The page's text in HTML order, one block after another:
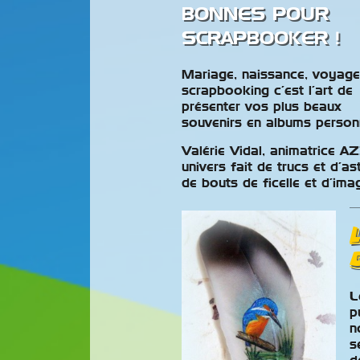
BONNES POUR
SCRAPBOOKER !
Mariage, naissance,
scrapbooking c’est l’art de
présenter vos plus beaux
souvenirs en albums
Valérie Vidal, animatrice
univers fait de trucs et
de bouts de ficelle et
Les